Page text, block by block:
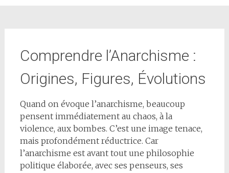
Comprendre l’Anarchisme :
Origines, Figures, Évolutions
Quand on évoque l’anarchisme, beaucoup
pensent immédiatement au chaos, à la
violence, aux bombes. C’est une image tenace,
mais profondément réductrice. Car
l’anarchisme est avant tout une philosophie
politique élaborée, avec ses penseurs, ses